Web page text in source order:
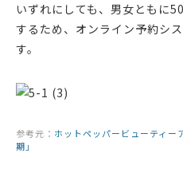
いずれにしても、男女ともに
するため、オンライン予約シ
す。
参考元： ホットペッパービューティ
期」